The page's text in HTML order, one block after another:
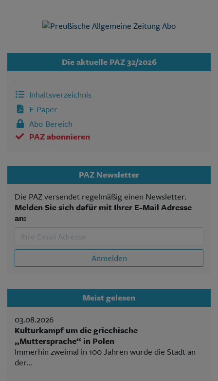
Die aktuelle PAZ 32/2026
Inhaltsverzeichnis
E-Paper
Abo Bereich
PAZ abonnieren
PAZ Newsletter
Die PAZ versendet regelmäßig einen Newsletter.
Melden Sie sich dafür mit Ihrer E-Mail Adresse
an:
Anmelden
Meist gelesen
03.08.2026
Kulturkampf um die griechische
„Muttersprache“ in Polen
Immerhin zweimal in 100 Jahren wurde die Stadt an
der...